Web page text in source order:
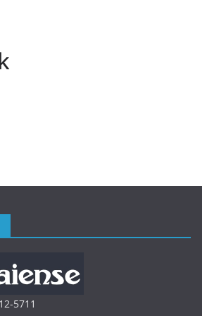
5711